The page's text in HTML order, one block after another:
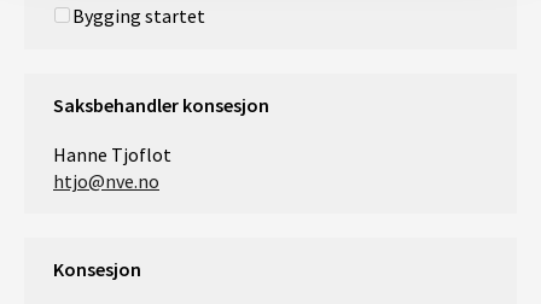
Bygging startet
Saksbehandler konsesjon
Hanne Tjoflot
htjo@nve.no
Konsesjon